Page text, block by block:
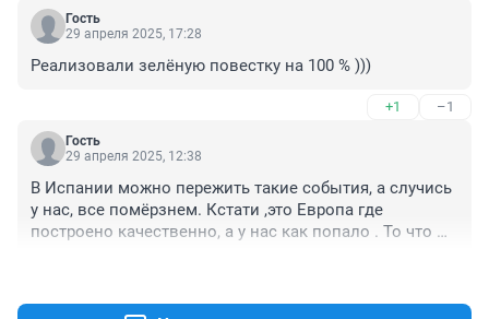
Гость
29 апреля 2025, 17:28
Реализовали зелёную повестку на 100 % )))
+1 –1
Гость
29 апреля 2025, 12:38
В Испании можно пережить такие события, а случись
у нас, все помёрзнем. Кстати ,это Европа где
построено качественно, а у нас как попало . То что